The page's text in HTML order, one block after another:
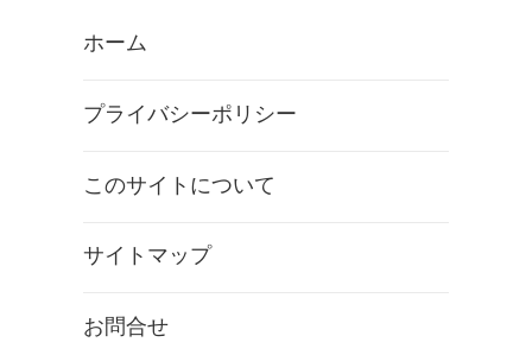
ホーム
プライバシーポリシー
このサイトについて
サイトマップ
お問合せ